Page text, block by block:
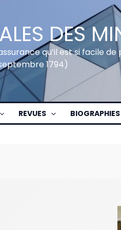
DES
qu’il est si facile
1794)
REVUES BIOGRAPHIES